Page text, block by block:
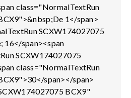
class="NormalTextRun
1</span>
SCXW174027075
16</span><span
SCXW174027075
class="NormalTextRun
span></span>
BCX9"